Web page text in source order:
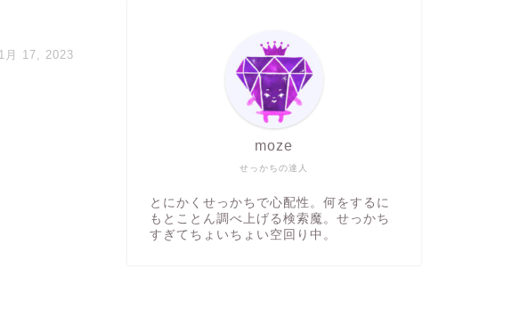
1月 17, 2023
せっかちの達人
moze
とにかくせっかちで心配性。何をするに
もとことん調べ上げる検索魔。せっかち
すぎてちょいちょい空回り中。